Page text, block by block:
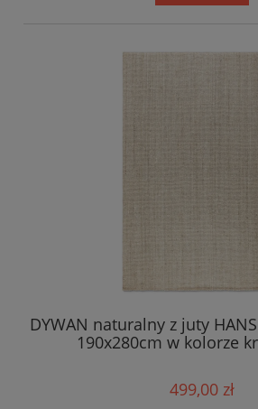
DYWAN naturalny z juty
190x280cm w kolorze
499,00 zł